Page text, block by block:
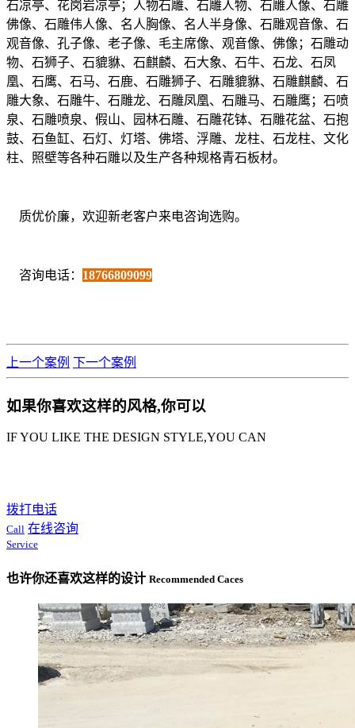
石凉亭、花岗岩凉亭；人物石雕、石雕人物、石雕人像、石雕
佛像、石雕伟人像、名人胸像、名人半身像、石雕观音像、石
观音像、孔子像、老子像、毛主席像、观音像、佛像；石雕动
物、石狮子、石貔貅、石麒麟、石大象、石牛、石龙、石凤
凰、石鹰、石马、石鹿、石雕狮子、石雕貔貅、石雕麒麟、石
雕大象、石雕牛、石雕龙、石雕凤凰、石雕马、石雕鹰；石喷
泉、石雕喷泉、假山、园林石雕、石雕花钵、石雕花盆、石抱
鼓、石鱼缸、石灯、灯塔、佛塔、浮雕、龙柱、石龙柱、文化
柱、照壁等各种石雕以及生产各种规格青石板材。
质优价廉，欢迎新老客户来电咨询选购。
咨询电话： 18766809099
上一个案例 下一个案例
如果你喜欢这样的风格,你可以
IF YOU LIKE THE DESIGN STYLE,YOU CAN
拨打电话
Call 在线咨询
Service
也许你还喜欢这样的设计 Recommended Caces